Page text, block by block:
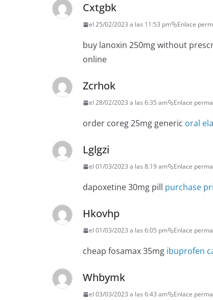
Cxtgbk
el 25/02/2023 a las 11:53 pm Enlace
buy lanoxin 250mg without
online
Zcrhok
el 28/02/2023 a las 6:35 am Enlace
order coreg 25mg generic oral
Lglgzi
el 01/03/2023 a las 8:19 am Enlace
dapoxetine 30mg pill purchase
Hkovhp
el 01/03/2023 a las 6:05 pm Enlace
cheap fosamax 35mg ibuprofen
Whbymk
el 03/03/2023 a las 6:43 am Enlace